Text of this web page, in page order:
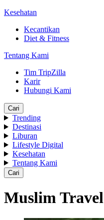
Kesehatan
Kecantikan
Diet & Fitness
Tentang Kami
Tim TripZilla
Karir
Hubungi Kami
Cari
Trending
Destinasi
Liburan
Lifestyle Digital
Kesehatan
Tentang Kami
Cari
Muslim Travel